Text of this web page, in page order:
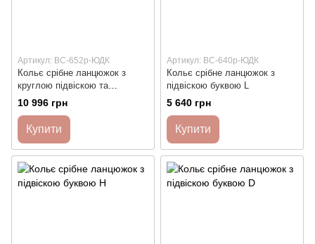
Артикул: ВС-652р-ЮДК
Кольє срібне ланцюжок з
круглою підвіскою та
ланцюжками
10 996 грн
Купити
Артикул: ВС-640р-ЮДК
Кольє срібне ланцюжок з
підвіскою буквою L
5 640 грн
Купити